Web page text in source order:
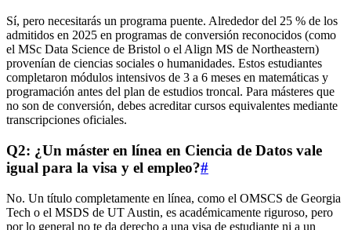
Sí, pero necesitarás un programa puente. Alrededor del 25 % de los
admitidos en 2025 en programas de conversión reconocidos (como
el MSc Data Science de Bristol o el Align MS de Northeastern)
provenían de ciencias sociales o humanidades. Estos estudiantes
completaron módulos intensivos de 3 a 6 meses en matemáticas y
programación antes del plan de estudios troncal. Para másteres que
no son de conversión, debes acreditar cursos equivalentes mediante
transcripciones oficiales.
Q2: ¿Un máster en línea en Ciencia de Datos vale
igual para la visa y el empleo?#
No. Un título completamente en línea, como el OMSCS de Georgia
Tech o el MSDS de UT Austin, es académicamente riguroso, pero
por lo general no te da derecho a una visa de estudiante ni a un